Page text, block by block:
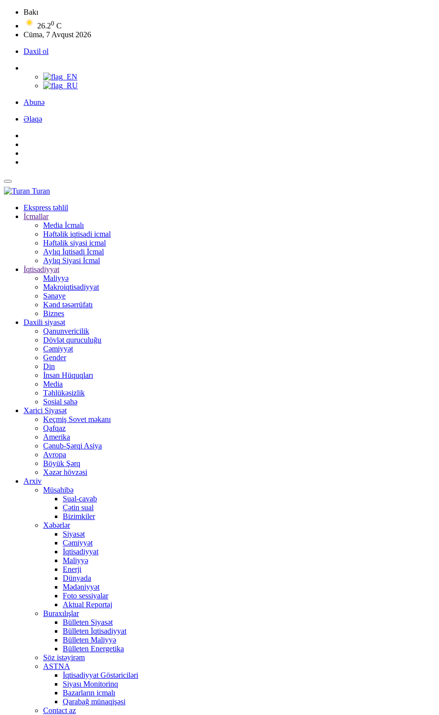
Bakı
26.20 C
Cümə, 7 Avqust 2026
Daxil ol
Abunə
Əlaqə
Turan
Ekspress təhlil
İcmallar
Media İcmalı
Həftəlik iqtisadi icmal
Həftəlik siyasi icmal
Aylıq İqtisadi İcmal
Aylıq Siyasi İcmal
İqtisadiyyat
Maliyyə
Makroiqtisadiyyat
Sənaye
Kənd təsərrüfatı
Biznes
Daxili siyasət
Qanunvericilik
Dövlət quruculuğu
Cəmiyyət
Gender
Din
İnsan Hüquqları
Media
Təhlükəsizlik
Sosial sahə
Xarici Siyasət
Keçmiş Sovet məkanı
Qafqaz
Amerika
Cənub-Şərqi Asiya
Avropa
Böyük Şərq
Xəzər hövzəsi
Arxiv
Müsahibə
Sual-cavab
Çətin sual
Bizimkiler
Xəbərlər
Siyasət
Cəmiyyət
İqtisadiyyat
Maliyyə
Enerji
Dünyada
Mədəniyyət
Foto sessiyalar
Aktual Reportaj
Buraxılışlar
Bülleten Siyasət
Bülleten İqtisadiyyat
Bülleten Maliyyə
Bülleten Energetika
Söz istəyirəm
ASTNA
İqtisadiyyat Göstəriciləri
Siyası Monitorinq
Bazarların icmalı
Qarabağ münaqişəsi
Contact az